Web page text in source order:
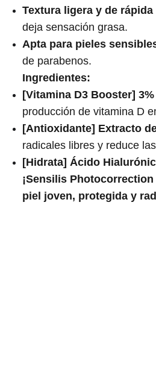
Textura ligera y de
deja sensación grasa.
Apta para pieles
de parabenos.
Ingredientes:
[Vitamina D3 Booster]
producción de vitamina D
[Antioxidante] Extracto
radicales libres y reduce
[Hidrata] Ácido
¡Sensilis
piel joven, protegida y